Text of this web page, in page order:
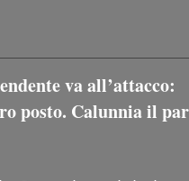
va all’attacco:
posto. Calunnia il